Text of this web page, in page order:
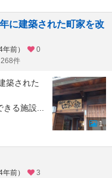
に建築された町家を改
前）
0
件
築された
きる施設
1
前）
3